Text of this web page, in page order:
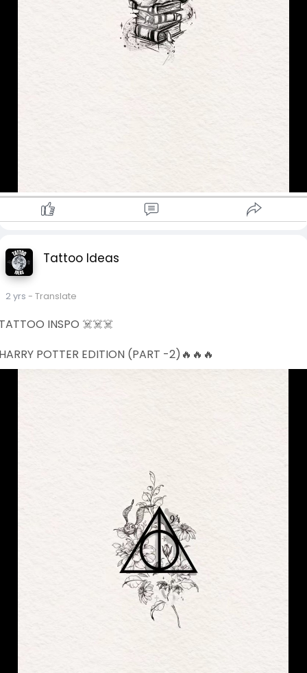
Tattoo Ideas
2 yrs - Translate
INSPO ☠️☠️☠️
POTTER EDITION (PART -2)🔥🔥🔥